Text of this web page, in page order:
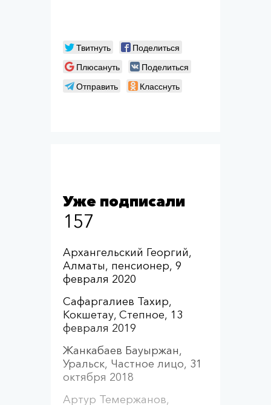
Твитнуть
Поделиться
Плюсануть
Поделиться
Отправить
Класснуть
Уже подписали
157
Архангельский Георгий,
Алматы, пенсионер, 9
февраля 2020
Сафаргалиев Тахир,
Кокшетау, Степное, 13
февраля 2019
Жанкабаев Бауыржан,
Уральск, Частное лицо, 31
октября 2018
Артур Темержанов,